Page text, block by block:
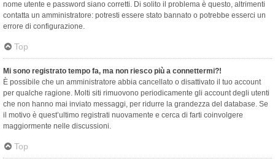
nome utente e password siano corretti. Di solito il problema è questo, altrimenti
contatta un amministratore: potresti essere stato bannato o potrebbe esserci un
errore di configurazione.
Top
Mi sono registrato tempo fa, ma non riesco più a connettermi?!
È possibile che un amministratore abbia cancellato o disattivato il tuo account
per qualche ragione. Molti siti rimuovono periodicamente gli account degli utenti
che non hanno mai inviato messaggi, per ridurre la grandezza del database. Se
il motivo è quest’ultimo registrati nuovamente e cerca di farti coinvolgere
maggiormente nelle discussioni.
Top